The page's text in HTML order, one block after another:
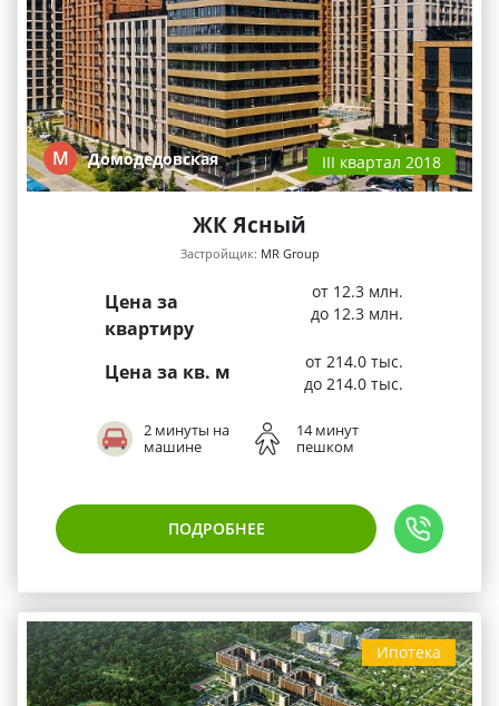
М Домодедовская III квартал 2018
ЖК Ясный
Застройщик: MR Group
Цена за
квартиру
от 12.3 млн.
до 12.3 млн.
Цена за кв. м
от 214.0 тыс.
до 214.0 тыс.
2 минуты на
машине
14 минут
пешком
ПОДРОБНЕЕ
Ипотека